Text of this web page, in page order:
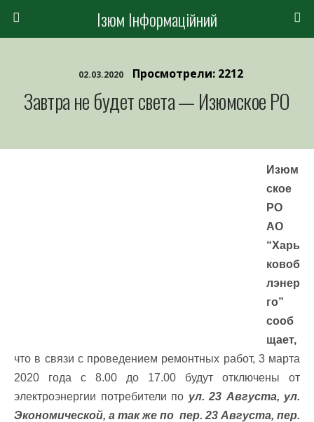
Ізюм Інформаційний
02.03.2020 Просмотрели: 2212
Завтра не будет света — Изюмское РО
Изюм
ское
РО
АО
“Харь
ковоб
лэнер
го”
сооб
щает,
что в связи с проведением ремонтных работ, 3 марта
2020 года с 8.00 до 17.00 будут отключены от
электроэнергии потребители по ул. 23 Августа, ул.
Экономической, а так же по пер. 23 Августа, пер.